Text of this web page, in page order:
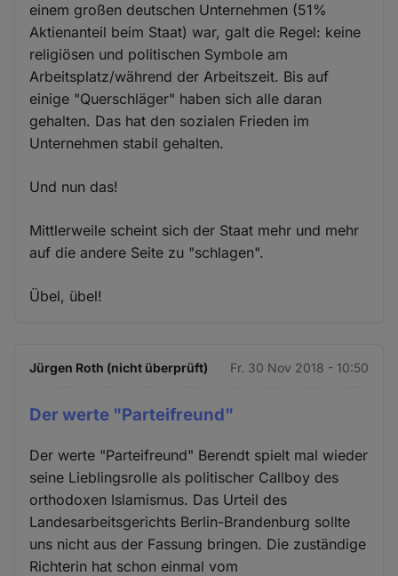
einem großen deutschen Unternehmen (51%
Aktienanteil beim Staat) war, galt die Regel: keine
religiösen und politischen Symbole am
Arbeitsplatz/während der Arbeitszeit. Bis auf
einige "Querschläger" haben sich alle daran
gehalten. Das hat den sozialen Frieden im
Unternehmen stabil gehalten.
Und nun das!
Mittlerweile scheint sich der Staat mehr und mehr
auf die andere Seite zu "schlagen".
Übel, übel!
Jürgen Roth (nicht überprüft) Fr. 30 Nov 2018 - 10:50
Der werte "Parteifreund"
Der werte "Parteifreund" Berendt spielt mal wieder
seine Lieblingsrolle als politischer Callboy des
orthodoxen Islamismus. Das Urteil des
Landesarbeitsgerichts Berlin-Brandenburg sollte
uns nicht aus der Fassung bringen. Die zuständige
Richterin hat schon einmal vom